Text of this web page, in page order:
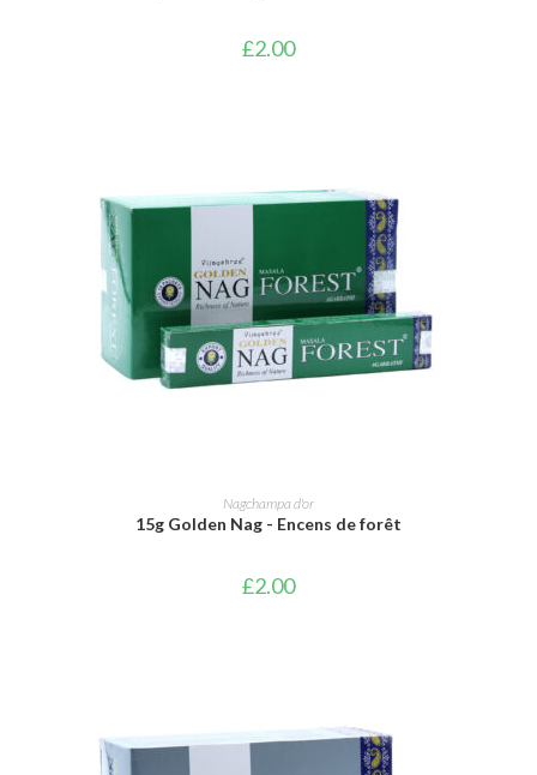
£2.00
AJOUTER AU PANIER
Nagchampa d'or
15g Golden Nag - Encens de forêt
£2.00